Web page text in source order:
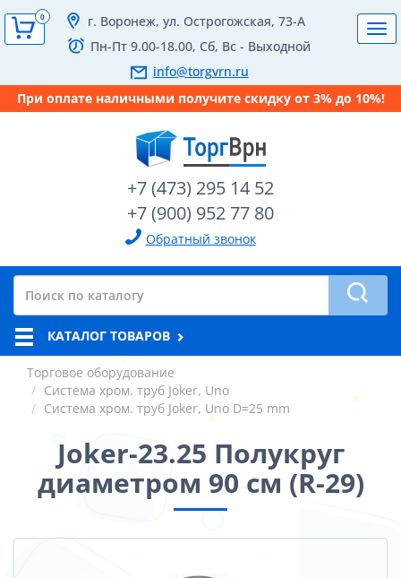
г. Воронеж, ул. Острогожская, 73-А
Пн-Пт 9.00-18.00, Сб, Вс - Выходной
info@torgvrn.ru
При оплате наличными получите скидку от 3% до 10%!
+7 (473) 295 14 52
+7 (900) 952 77 80
Обратный звонок
0
КАТАЛОГ ТОВАРОВ
Торговое оборудование
Система хром. труб Joker, Uno
Система хром. труб Joker, Uno D=25 mm
Joker-23.25 Полукруг
диаметром 90 см (R-29)